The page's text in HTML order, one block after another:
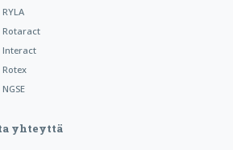
RYLA
Rotaract
Interact
Rotex
NGSE
yhteyttä